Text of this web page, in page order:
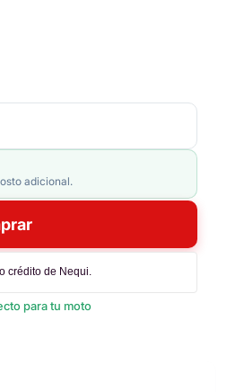
adicional.
crédito de Nequi.
para tu moto